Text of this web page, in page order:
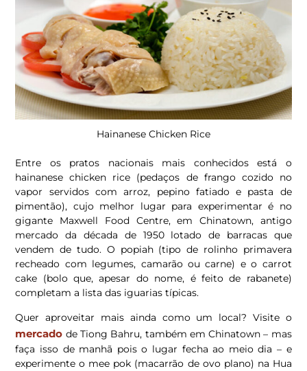
Hainanese Chicken Rice
Entre os pratos nacionais mais conhecidos está o
hainanese chicken rice (pedaços de frango cozido no
vapor servidos com arroz, pepino fatiado e pasta de
pimentão), cujo melhor lugar para experimentar é no
gigante Maxwell Food Centre, em Chinatown, antigo
mercado da década de 1950 lotado de barracas que
vendem de tudo. O popiah (tipo de rolinho primavera
recheado com legumes, camarão ou carne) e o carrot
cake (bolo que, apesar do nome, é feito de rabanete)
completam a lista das iguarias típicas.
Quer aproveitar mais ainda como um local? Visite o
mercado de Tiong Bahru, também em Chinatown – mas
faça isso de manhã pois o lugar fecha ao meio dia – e
experimente o mee pok (macarrão de ovo plano) na Hua